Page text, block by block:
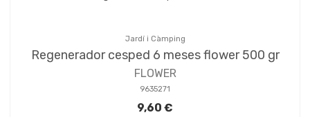
Jardí i Càmping
Regenerador cesped 6 meses flower 500 gr
FLOWER
9635271
9,60 €